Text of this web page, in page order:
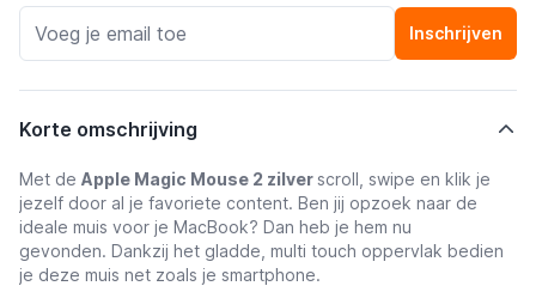
Inschrijven
Korte omschrijving
Met de Apple Magic Mouse 2 zilverscroll, swipe en klik je
jezelf door al je favoriete content. Ben jij opzoek naar de
ideale muis voor je MacBook? Dan heb je hem nu
gevonden. Dankzij het gladde, multi touch oppervlak bedien
je deze muis net zoals je smartphone.